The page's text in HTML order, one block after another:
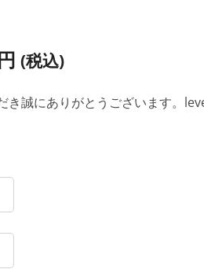
(税込)
き誠にありがとうございます。